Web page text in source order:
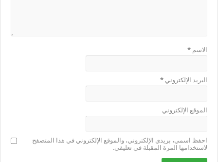
الاسم*
البريد الإلكتروني*
الموقع الإلكتروني
احفظ اسمي، بريدي الإلكتروني، والموقع الإلكتروني في هذا المتصفح
لاستخدامها المرة المقبلة في تعليقي.